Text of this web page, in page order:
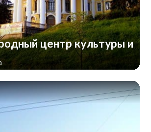
центр культуры и